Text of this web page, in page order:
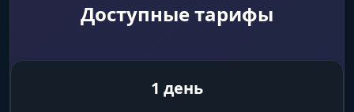
Доступные тарифы
1 день